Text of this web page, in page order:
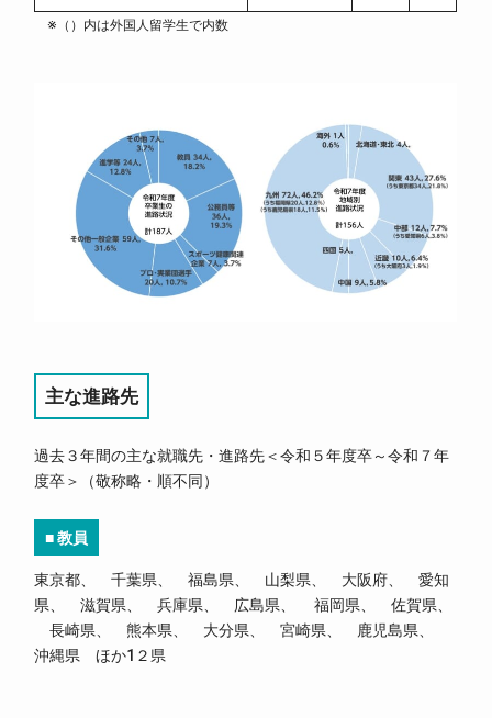
※（）内は外国人留学生で内数
主な進路先
過去３年間の主な就職先・進路先＜令和５年度卒～令和７年
度卒＞（敬称略・順不同）
■ 教員
東京都、 千葉県、 福島県、 山梨県、 大阪府、 愛知
県、 滋賀県、 兵庫県、 広島県、 福岡県、 佐賀県、
長崎県、 熊本県、 大分県、 宮崎県、 鹿児島県、
沖縄県 ほか1２県